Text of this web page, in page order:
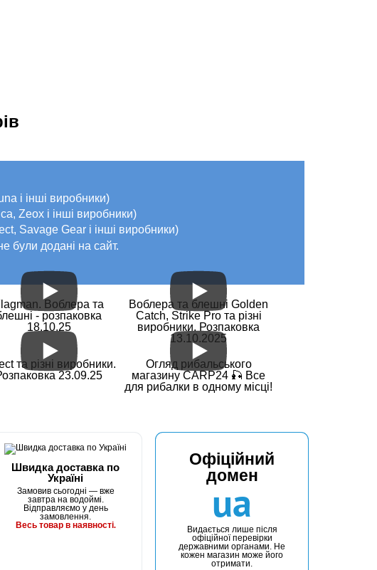
і інші виробники)
Zeox і інші виробники)
Savage Gear і інші виробники)
були додані на сайт.
Воблера та
- розпаковка
18.10.25
Воблера та блешні Golden
Catch, Strike Pro та різні
виробники. Розпаковка
13.10.2025
та різні виробники.
23.09.25
Огляд рибальського
магазину CARP24 🎣 Все
для рибалки в одному місці!
Швидка доставка по
Україні
Замовив сьогодні — вже
завтра на водоймі.
Відправляємо у день
замовлення.
Весь товар в наявності.
Офіційний
домен
ua
Видається лише після
офіційної перевірки
державними органами. Не
кожен магазин може його
отримати.